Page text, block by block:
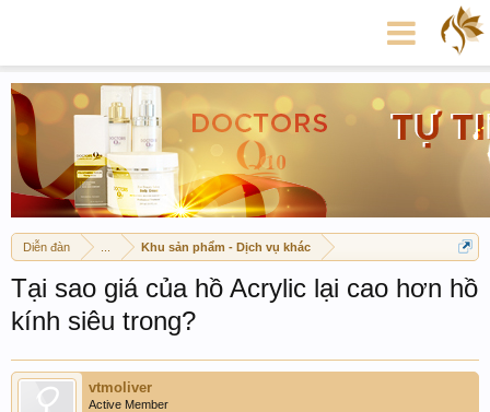
Diễn đàn Khu sản phẩm - Dịch vụ khác
Tại sao giá của hồ Acrylic lại cao hơn hồ
kính siêu trong?
vtmoliver
Active Member